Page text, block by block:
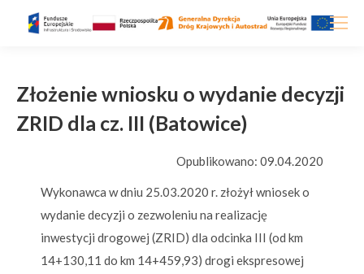
Złożenie wniosku o wydanie decyzji
ZRID dla cz. III (Batowice)
Opublikowano: 09.04.2020
Wykonawca w dniu 25.03.2020 r. złożył wniosek o
wydanie decyzji o zezwoleniu na realizację
inwestycji drogowej (ZRID) dla odcinka III (od km
14+130,11 do km 14+459,93) drogi ekspresowej